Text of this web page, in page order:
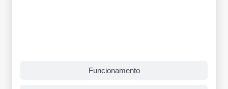
Funcionamento